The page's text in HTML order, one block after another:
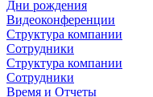
Дни рождения
Видеоконференции
Структура компании
Сотрудники
Структура компании
Сотрудники
Время и Отчеты